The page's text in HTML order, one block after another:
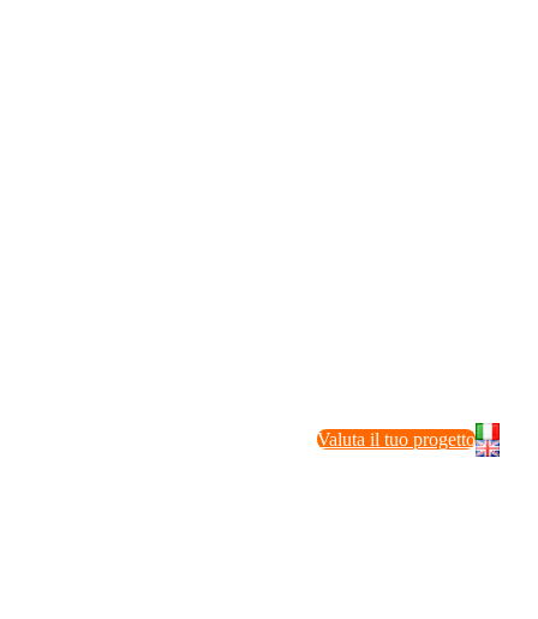
Valuta il tuo progetto